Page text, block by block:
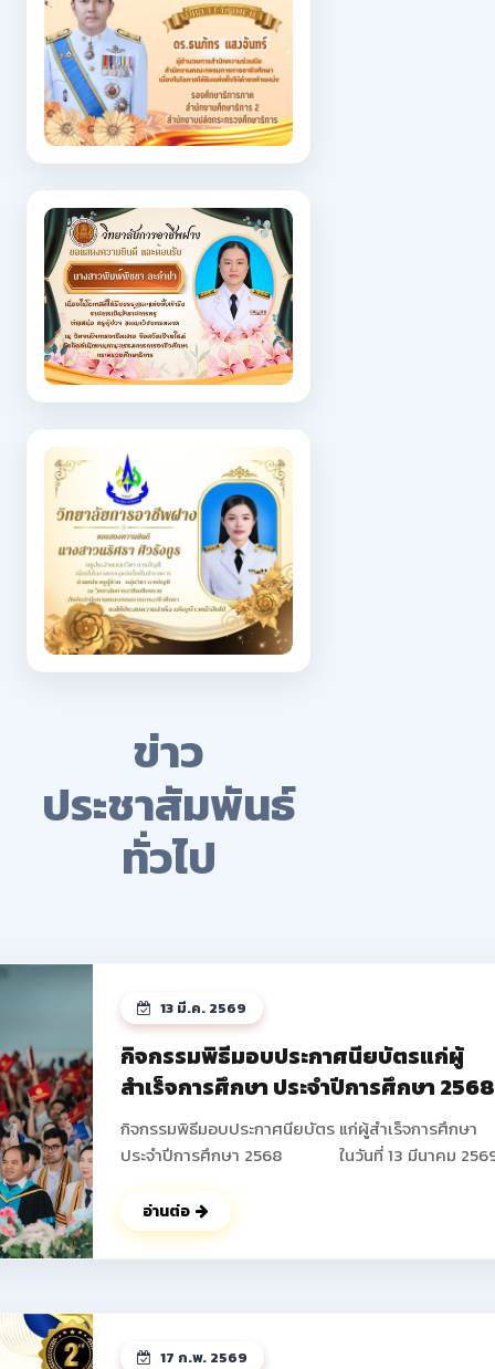
ข่าว
ประชาสัมพันธ์
ทั่วไป
13 มี.ค. 2569
กิจกรรมพิธีมอบประกาศนียบัตรแก่ผู้
สำเร็จการศึกษา ประจำปีการศึกษา 2568
กิจกรรมพิธีมอบประกาศนียบัตร แก่ผู้สำเร็จการศึกษา
ประจำปีการศึกษา 2568 ในวันที่ 13 มีนาคม 2569
ประกาศนียบัตร แก่ผู้สำเร็จการศึกษา ประจำปีการศึกษา
2568 ซึ่งมีนักเรียน นักศึกษาที่เข้าร่วมกิจกรรมในครั้งนี้
จำนวนทั้งสิ้น 673 คน โดยมีนายปัญญา ช่างงาน ผู้อำน
อ่านต่อ
17 ก.พ. 2569